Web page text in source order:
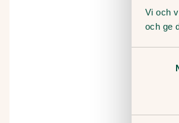
Vi och
och ge